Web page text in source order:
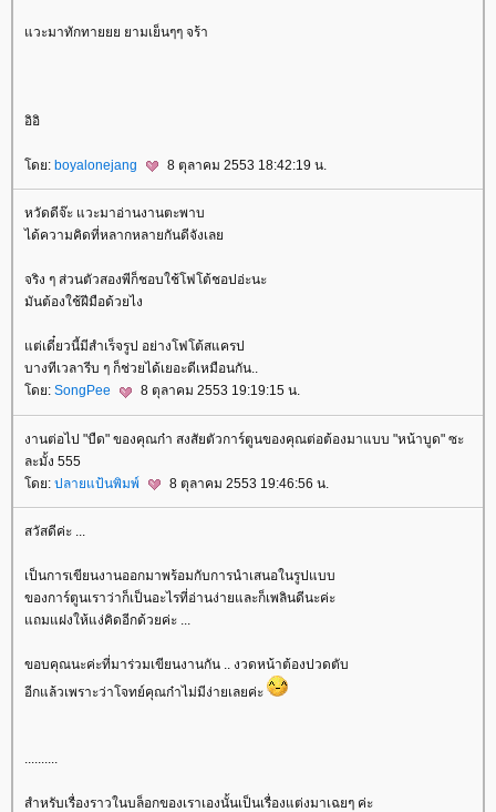
วะมาทักทายยย ยามเย็นๆๆ จร้า
อิอิ
ดย: boyalonejang 8 ตุลาคม 2553 18:42:19 น.
หวัดดีจ๊ะ แวะมาอ่านงานตะพาบ
ได้ความคิดที่หลากหลายกันดีจังเล
จริง ๆ ส่วนตัวสองพีก็ชอบใช้โฟโต้ชอปอ่ะนะ
มันต้องใช้ฝีมือด้วยไง
ต่เดี๋ยวนี้มีสำเร็จรูป อย่างโฟโต้สแครป
บางทีเวลารีบ ๆ ก็ช่วยได้เยอะดีเหมือนกัน..
ดย: SongPee 8 ตุลาคม 2553 19:19:15 น.
งานต่อไป "บืด" ของคุณก๋า สงสัยตัวการ์ตูนของคุณต่อต้องมาแบบ "หน้าบูด" ซะ
ละมั้ง 555
ดย: ปลายแป้นพิมพ์ 8 ตุลาคม 2553 19:46:56 น.
สวัสดีค่ะ ...
เป็นการเขียนงานออกมาพร้อมกับการนำเสนอในรูปแบบ
ของการ์ตูนเราว่าก็เป็นอะไรที่อ่านง่ายและก็เพลินดีนะค่ะ
ถมแฝงให้แง่คิดอีกด้วยค่ะ ...
ขอบคุณนะค่ะที่มาร่วมเขียนงานกัน .. งวดหน้าต้องปวดตับ
อีกแล้วเพราะว่าโจทย์คุณก๋าไม่มีง่ายเลยค่ะ
..........
สำหรับเรื่องราวในบล็อกของเราเองนั้นเป็นเรื่องแต่งมาเฉยๆ ค่ะ